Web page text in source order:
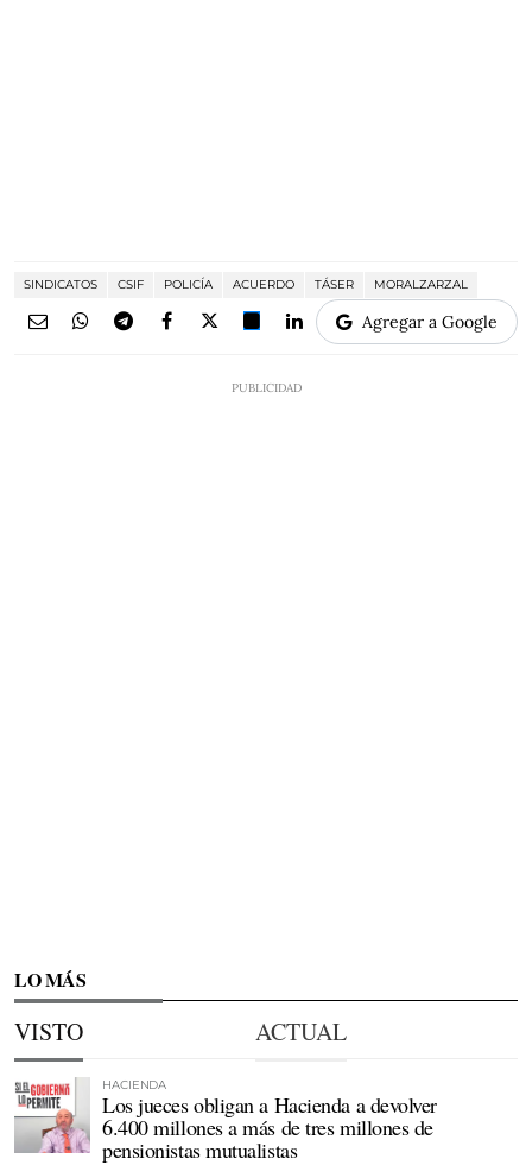
SINDICATOS CSIF POLICÍA ACUERDO TÁSER MORALZARZAL
Agregar a Google
LO MÁS
VISTO ACTUAL
HACIENDA
Los jueces obligan a Hacienda a devolver
6.400 millones a más de tres millones de
pensionistas mutualistas